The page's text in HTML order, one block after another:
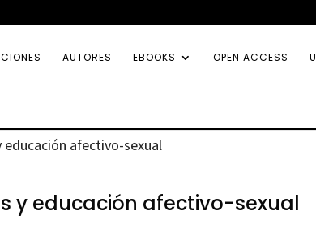
AUTORES EBOOKS OPEN ACCESS
educación afectivo-sexual
y educación afectivo-sexual